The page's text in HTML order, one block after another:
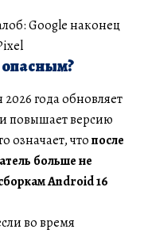
Google наконец
года обновляет
повышает версию
означает, чтопосле
больше не
Android 16
во время